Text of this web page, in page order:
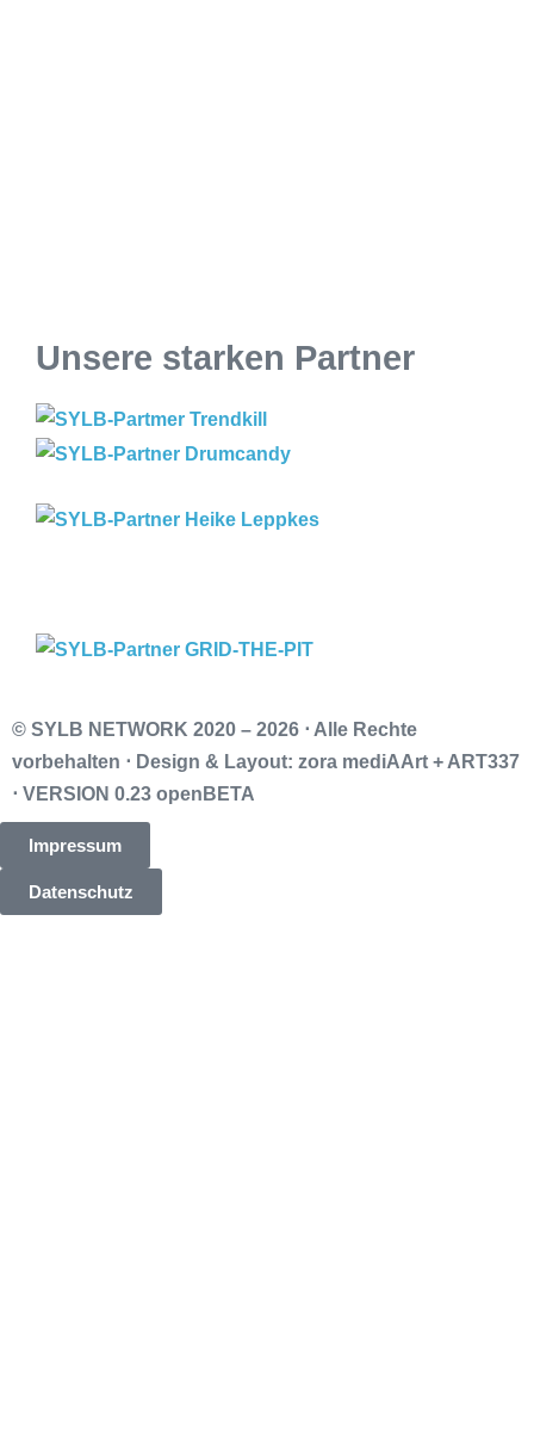
Unsere starken Partner
© SYLB NETWORK 2020 – 2026 ⋅ Alle Rechte
vorbehalten ⋅ Design & Layout: zora mediAArt + ART337
⋅ VERSION 0.23 openBETA
Impressum
Datenschutz